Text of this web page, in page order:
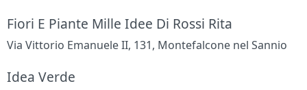
Fiori E Piante Mille Idee Di Rossi Rita
Via Vittorio Emanuele II, 131, Montefalcone nel Sannio
Idea Verde